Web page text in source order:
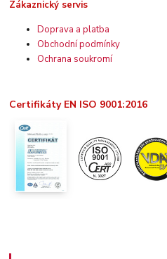
Zákaznický servis
Doprava a platba
Obchodní podmínky
Ochrana soukromí
Certifikáty EN ISO 9001:2016